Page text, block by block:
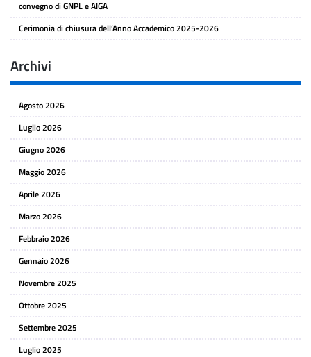
convegno di GNPL e AIGA
Cerimonia di chiusura dell’Anno Accademico 2025-2026
Archivi
Agosto 2026
Luglio 2026
Giugno 2026
Maggio 2026
Aprile 2026
Marzo 2026
Febbraio 2026
Gennaio 2026
Novembre 2025
Ottobre 2025
Settembre 2025
Luglio 2025